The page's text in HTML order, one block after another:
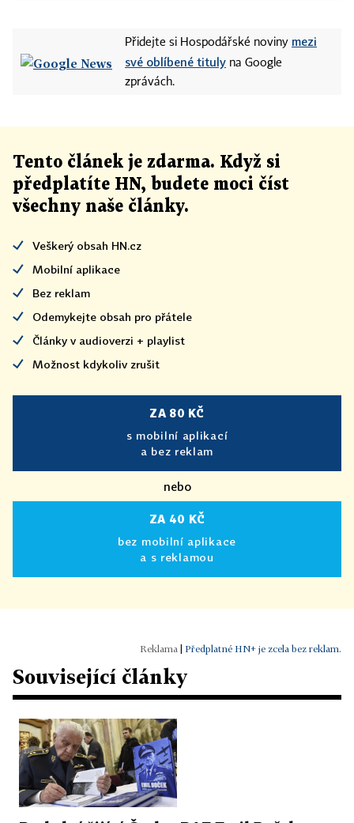
Přidejte si Hospodářské noviny mezi
své oblíbené tituly na Google
zprávách.
Tento článek je zdarma. Když si
předplatíte HN, budete moci číst
všechny naše články.
Veškerý obsah HN.cz
Mobilní aplikace
Bez reklam
Odemykejte obsah pro přátele
Články v audioverzi + playlist
Možnost kdykoliv zrušit
ZA 80 KČ
s mobilní aplikací
a bez reklam
nebo
ZA 40 KČ
bez mobilní aplikace
a s reklamou
| Předplatné HN+ je zcela bez reklam.
Související články